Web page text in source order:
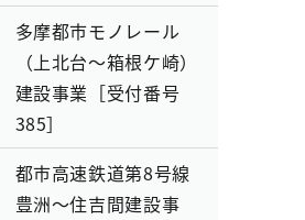
多摩都市モノレール
（上北台～箱根ケ崎）
建設事業［受付番号
385］
都市高速鉄道第8号線
豊洲～住吉間建設事